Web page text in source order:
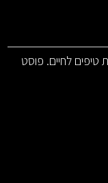
טיפים לחיים. פוסט